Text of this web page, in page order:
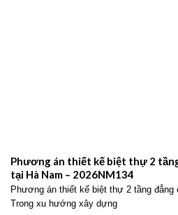
Phương án thiết kế biệt thự 2
tại Hà Nam – 2026NM134
Phương án thiết kế biệt thự 2 tầng đẳng
Trong xu hướng xây dựng